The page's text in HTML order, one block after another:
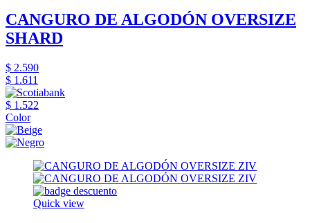
CANGURO DE ALGODÓN OVERSIZE
SHARD
$ 2.590
$ 1.611
$ 1.522
Color
Quick view